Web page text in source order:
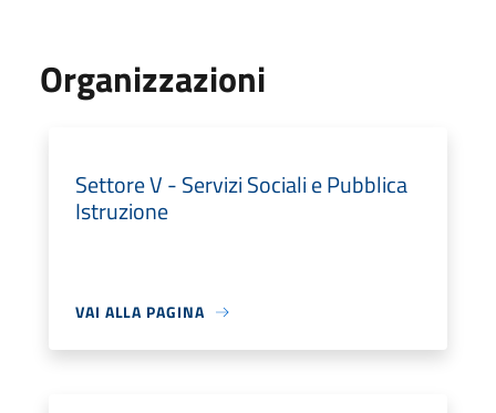
Organizzazioni
Settore V - Servizi Sociali e Pubblica
Istruzione
VAI ALLA PAGINA